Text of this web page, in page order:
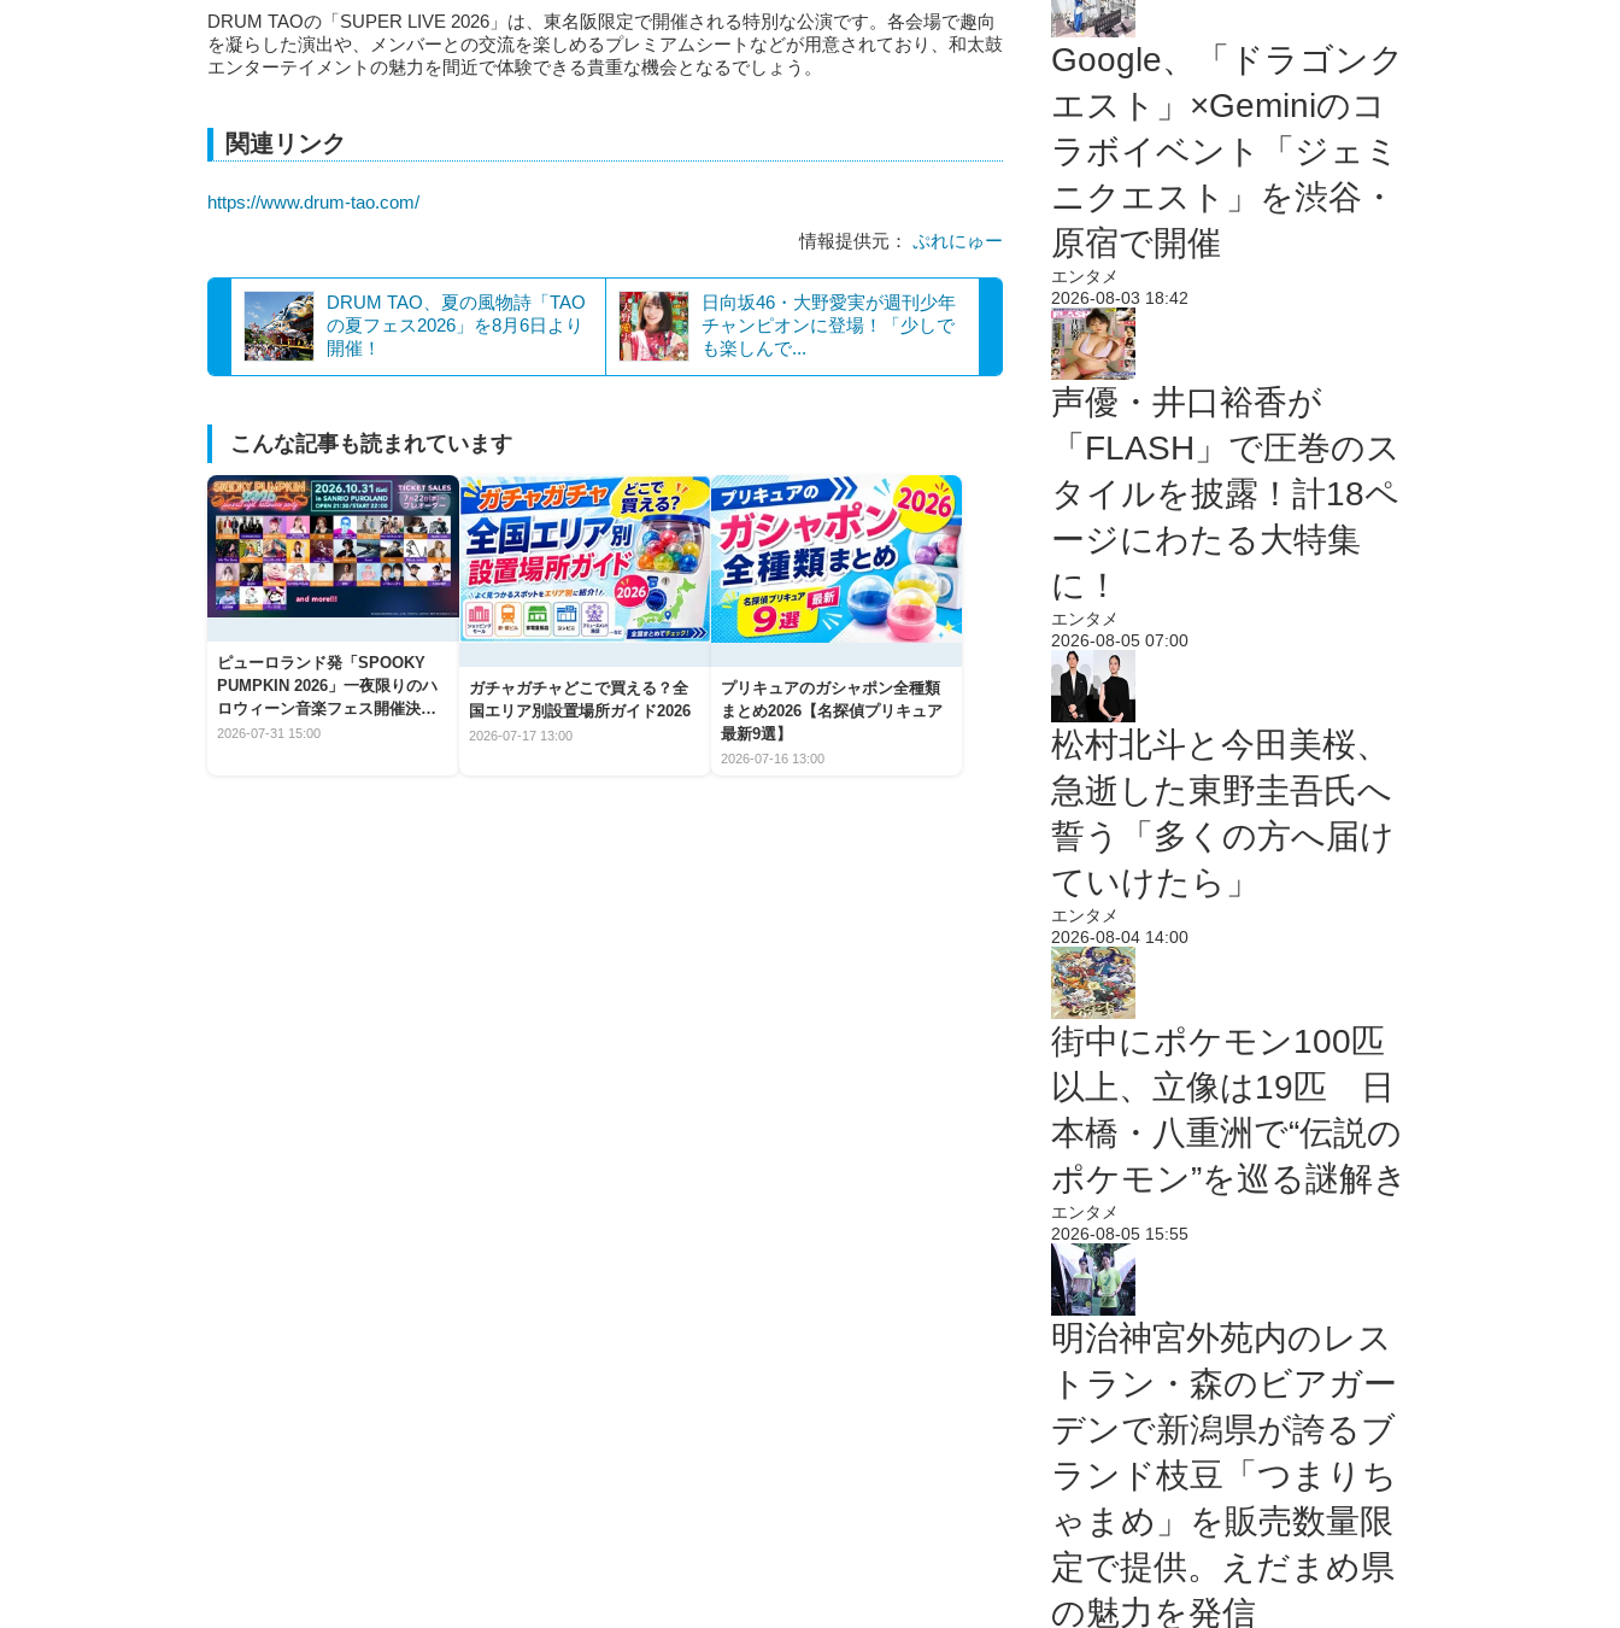
DRUM TAOの「SUPER LIVE 2026」は、東名阪限定で開催される特別な公演です。各会場で趣向
を凝らした演出や、メンバーとの交流を楽しめるプレミアムシートなどが用意されており、和太鼓
エンターテイメントの魅力を間近で体験できる貴重な機会となるでしょう。
関連リンク
https://www.drum-tao.com/
情報提供元： ぷれにゅー
DRUM TAO、夏の風物詩「TAO
の夏フェス2026」を8月6日より
開催！
日向坂46・大野愛実が週刊少年
チャンピオンに登場！「少しで
も楽しんで...
こんな記事も読まれています
ピューロランド発「SPOOKY
PUMPKIN 2026」一夜限りのハ
ロウィーン音楽フェス開催決
定！
2026-07-31 15:00
ガチャガチャどこで買える？全
国エリア別設置場所ガイド2026
2026-07-17 13:00
プリキュアのガシャポン全種類
まとめ2026【名探偵プリキュア
最新9選】
2026-07-16 13:00
Google、「ドラゴンク
エスト」×Geminiのコ
ラボイベント「ジェミ
ニクエスト」を渋谷・
原宿で開催
エンタメ
2026-08-03 18:42
声優・井口裕香が
「FLASH」で圧巻のス
タイルを披露！計18ペ
ージにわたる大特集
に！
エンタメ
2026-08-05 07:00
松村北斗と今田美桜、
急逝した東野圭吾氏へ
誓う「多くの方へ届け
ていけたら」
エンタメ
2026-08-04 14:00
街中にポケモン100匹
以上、立像は19匹 日
本橋・八重洲で“伝説の
ポケモン”を巡る謎解き
エンタメ
2026-08-05 15:55
明治神宮外苑内のレス
トラン・森のビアガー
デンで新潟県が誇るブ
ランド枝豆「つまりち
ゃまめ」を販売数量限
定で提供。えだまめ県
の魅力を発信